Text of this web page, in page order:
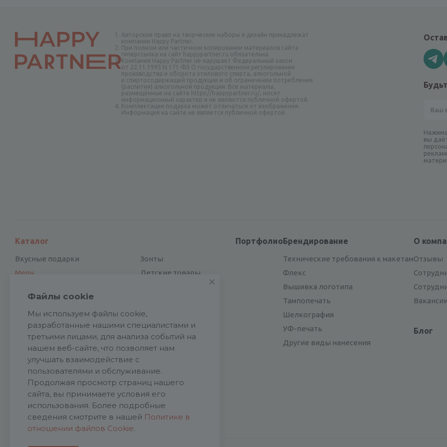
Авторское право на творческие наборы и дизайн принадлежат
компании Happy Partner.
При полном или частичном копировании материалов сайта
гиперссылка на сайт happypartner.ru обязательна
Компания Happy Partner не нарушает Федеральный закон
от 22.11.1995 N 171-ФЗ О государственном регулировании
производства и оборота этилового спирта, алкогольной
и спиртосодержащей продукции и об ограничении потребления
(распития) алкогольной продукции. Все материалы,
размещённые на сайте https://happypartner.ru/, носят
информационный характер и не являются публичной офертой.
Комплектация подарка может отличаться от изображения.
Информация на сайте не является публичной офертой.
вы
Каталог
Вкусные подарки
Мерч
Отдых и туризм
Для дома и офиса
Сувенирные наборы
Подарки к праздникам
Спортивные товары
Ручки и карандаши
Промо
Ежедневники и блокноты
Зонты
Детские товары
Награды
Аксессуары
Галстуки
Патчи
Ремувки
ПортфолиоБрендирование
Технические требования к макетам
Флекс
Вышивка логотипа
Тампопечать
Шелкография
УФ-печать
Другие виды нанесения
О
Отзывы
Вакансии
Блог
Файлы cookie
Мы используем файлы cookie,
разработанные нашими специалистами и
третьими лицами, для анализа событий на
нашем веб-сайте, что позволяет нам
улучшать взаимодействие с
пользователями и обслуживание.
Продолжая просмотр страниц нашего
сайта, вы принимаете условия его
использования. Более подробные
сведения смотрите в нашей Политике в
отношении файлов Cookie.